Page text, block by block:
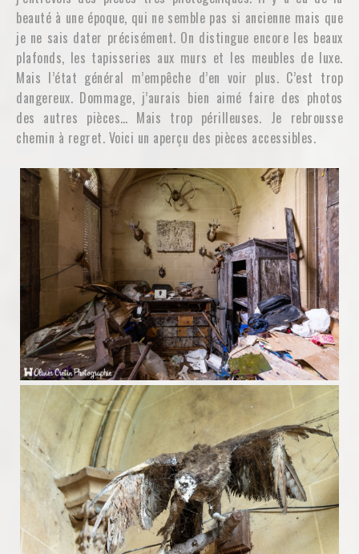
beauté à une époque, qui ne semble pas si ancienne mais que
je ne sais dater précisément. On distingue encore les beaux
plafonds, les tapisseries aux murs et les meubles de luxe.
Mais l’état général m’empêche d’en voir plus. C’est trop
dangereux. Dommage, j’aurais bien aimé faire des photos
des autres pièces… Mais trop périlleuses. Je rebrousse
chemin à regret. Voici un aperçu des pièces accessibles.